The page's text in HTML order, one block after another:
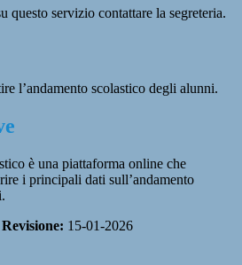
questo servizio contattare la segreteria.
l’andamento scolastico degli alunni.
è una piattaforma online che
i principali dati sull’andamento
Revisione: 15-01-2026